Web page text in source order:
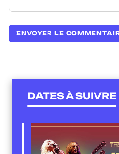
DATES À SUIVRE